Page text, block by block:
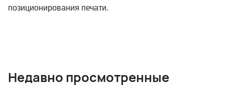
позиционирования печати.
Недавно просмотренные